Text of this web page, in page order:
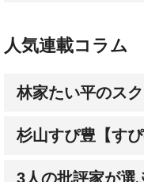
林家たい平のス
杉山すぴ豊【す
3人の批評家が選